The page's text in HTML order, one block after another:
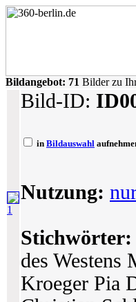
Bildangebot: 71 Bilder zu
1
Bild-ID:
in Bildauswahl
Nutzung:
Stichwörter:
des Westens
Kroeger Pia